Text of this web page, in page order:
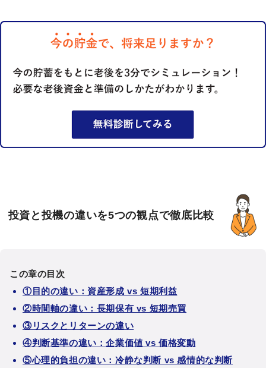
投資と投機の違いを5つの観点で徹底比較
この章の目次
①目的の違い：資産形成 vs 短期利益
②時間軸の違い：長期保有 vs 短期売買
③リスクとリターンの違い
④判断基準の違い：企業価値 vs 価格変動
⑤心理的負担の違い：冷静な判断 vs 感情的な判断